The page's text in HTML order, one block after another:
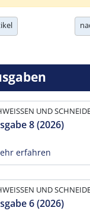
UND
8 (2026)
erfahren
UND
6 (2026)